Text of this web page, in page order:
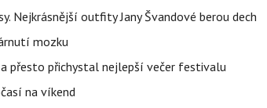
Nejkrásnější outfity Jany Švandové berou dech
mozku
přesto přichystal nejlepší večer festivalu
na víkend